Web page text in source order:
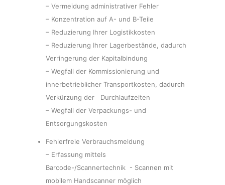
– Vermeidung administrativer Fehler
– Konzentration auf A- und B-Teile
– Reduzierung Ihrer Logistikkosten
– Reduzierung Ihrer Lagerbestände, dadurch
Verringerung der Kapitalbindung
– Wegfall der Kommissionierung und
innerbetrieblicher Transportkosten, dadurch
Verkürzung der Durchlaufzeiten
– Wegfall der Verpackungs- und
Entsorgungskosten
Fehlerfreie Verbrauchsmeldung
– Erfassung mittels
Barcode-/Scannertechnik - Scannen mit
mobilem Handscanner möglich